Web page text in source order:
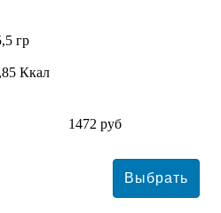
гр
Ккал
1472 руб